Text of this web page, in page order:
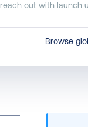
out with launch
Browse